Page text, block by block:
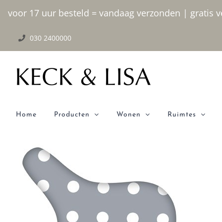
voor 17 uur besteld = vandaag verzonden |
inhoud
030 2400000
Home Producten Wonen Ruimtes